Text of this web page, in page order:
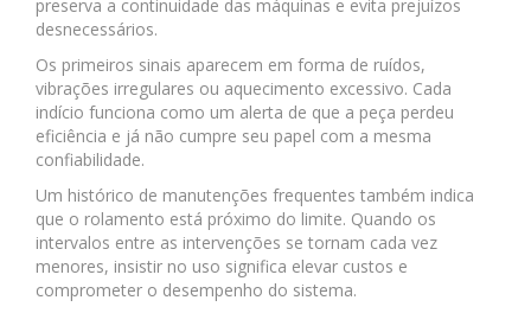
preserva a continuidade das máquinas e evita prejuízos
desnecessários.
Os primeiros sinais aparecem em forma de ruídos,
vibrações irregulares ou aquecimento excessivo. Cada
indício funciona como um alerta de que a peça perdeu
eficiência e já não cumpre seu papel com a mesma
confiabilidade.
Um histórico de manutenções frequentes também indica
que o rolamento está próximo do limite. Quando os
intervalos entre as intervenções se tornam cada vez
menores, insistir no uso significa elevar custos e
comprometer o desempenho do sistema.